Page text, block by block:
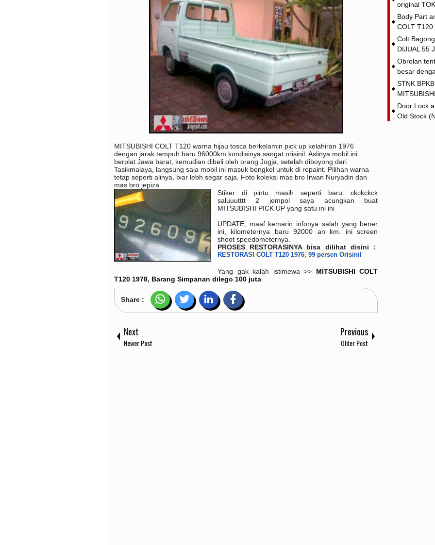
MITSUBISHI COLT T120 warna hijau tosca berkelamin pick up kelahiran 1976
dengan jarak tempuh baru 96000km kondisinya sangat orisinil. Aslinya mobil ini
berplat Jawa barat, kemudian dibeli oleh orang Jogja, setelah diboyong dari
Tasikmalaya, langsung saja mobil ini masuk bengkel untuk di repaint. Pilihan warna
tetap seperti alinya, biar lebh segar saja. Foto koleksi mas bro Irwan Nuryadin dan
mas bro jepiza
Stiker di pintu masih seperti baru. ckckckck
saluuutttt 2 jempol saya acungkan buat
MITSUBISHI PICK UP yang satu ini ini
UPDATE, maaf kemarin infonya salah yang bener
ini, kilometernya baru 92000 an km. ini screen
shoot speedometernya.
PROSES RESTORASINYA bisa dilihat disini :
RESTORASI COLT T120 1976, 99 persen Orisinil
Yang gak kalah istimewa >> MITSUBISHI COLT
T120 1978, Barang Simpanan dilego 100 juta
Share :
Next
Newer Post
Previous
Older Post
original
Body Part
COLT T120
Colt
DIJUAL 55
Obrolan
besar
STNK
Door Lock
Old Stock